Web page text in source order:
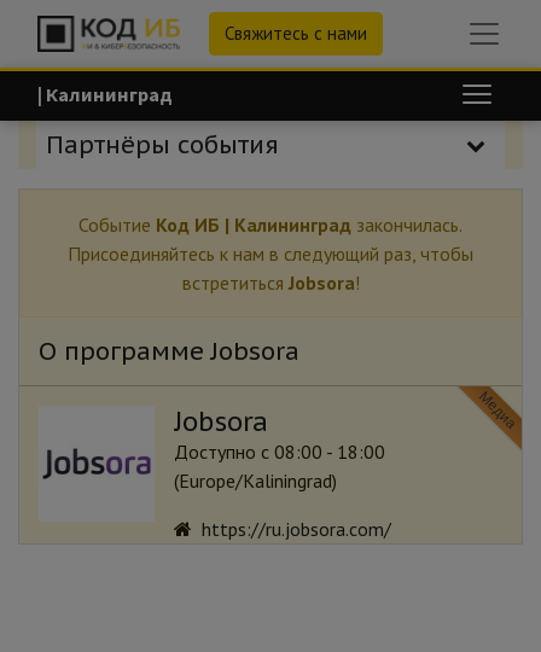
Свяжитесь с нами
| Калининград
Партнёры события
Событие Код ИБ | Калининград закончилась.
Присоединяйтесь к нам в следующий раз, чтобы
встретитьсяJobsora!
О программе Jobsora
Jobsora Медиа
Доступно с 08:00 - 18:00
(Europe/Kaliningrad)
https://ru.jobsora.com/